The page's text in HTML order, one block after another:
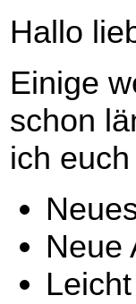
Hallo
Einige
schon
ich
Neue